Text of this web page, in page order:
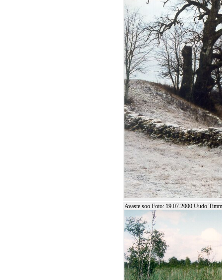
Avaste soo Foto: 19.07.2000 Uudo Timm